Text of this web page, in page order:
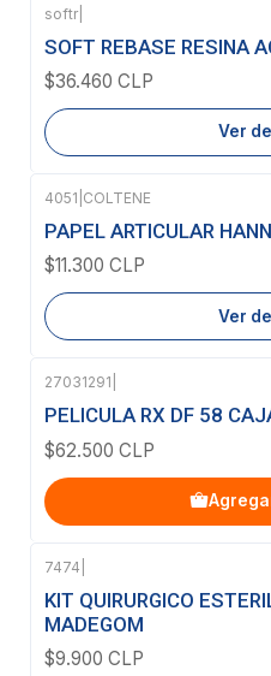
Agotado
softr
SOFT REBASE RESINA
$36.460 CLP
Ver
Agotado
4051 COLTENE
PAPEL ARTICULAR
$11.300 CLP
Ver
27031291
PELICULA RX DF 58
$62.500 CLP
7474
KIT QUIRURGICO
MADEGOM
$9.900 CLP